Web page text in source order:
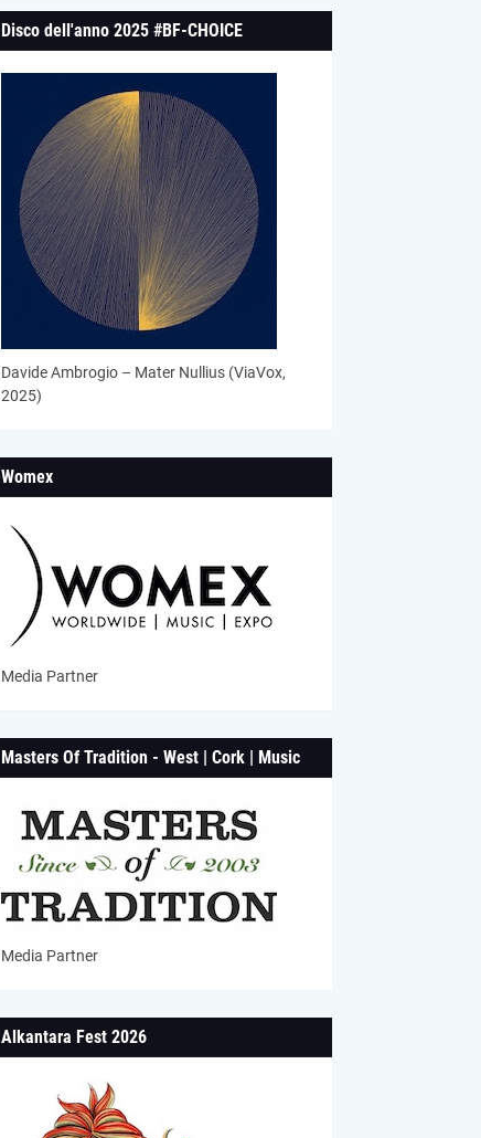
Disco dell'anno 2025 #BF-CHOICE
Davide Ambrogio – Mater Nullius (ViaVox,
2025)
Womex
Media Partner
Masters Of Tradition - West | Cork | Music
Media Partner
Alkantara Fest 2026